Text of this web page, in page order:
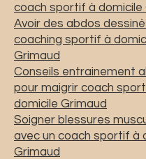
coach sportif à domicile
Avoir des abdos
coaching sportif à
Grimaud
Conseils entrainement
pour maigrir coach
domicile Grimaud
Soigner blessures
avec un coach sportif à
Grimaud